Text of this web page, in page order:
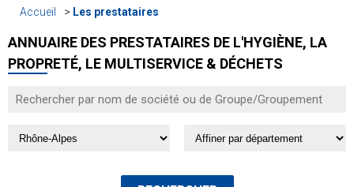
Accueil Les prestataires
ANNUAIRE DES PRESTATAIRES DE L'HYGIÈNE, LA
PROPRETÉ, LE MULTISERVICE & DÉCHETS